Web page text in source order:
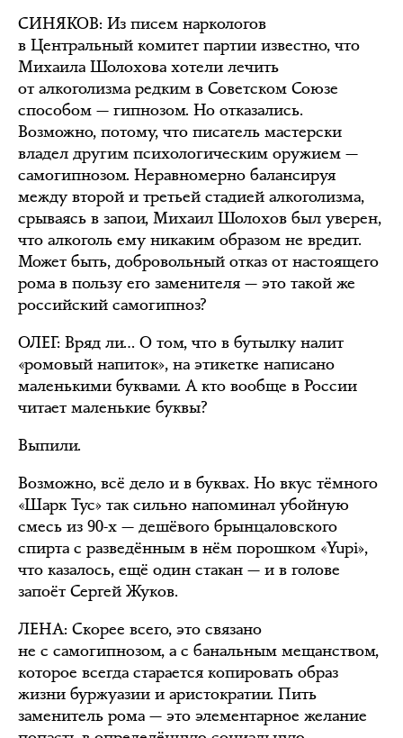
СИНЯКОВ: Из писем наркологов
в Центральный комитет партии известно, что
Михаила Шолохова хотели лечить
от алкоголизма редким в Советском Союзе
способом — гипнозом. Но отказались.
Возможно, потому, что писатель мастерски
владел другим психологическим оружием —
самогипнозом. Неравномерно балансируя
между второй и третьей стадией алкоголизма,
срываясь в запои, Михаил Шолохов был уверен,
что алкоголь ему никаким образом не вредит.
Может быть, добровольный отказ от настоящего
рома в пользу его заменителя — это такой же
российский самогипноз?
ОЛЕГ: Вряд ли… О том, что в бутылку налит
«ромовый напиток», на этикетке написано
маленькими буквами. А кто вообще в России
читает маленькие буквы?
Выпили.
Возможно, всё дело и в буквах. Но вкус тёмного
«Шарк Тус» так сильно напоминал убойную
смесь из 90-х — дешёвого брынцаловского
спирта с разведённым в нём порошком «Yupi»,
что казалось, ещё один стакан — и в голове
запоёт Сергей Жуков.
ЛЕНА: Скорее всего, это связано
не с самогипнозом, а с банальным мещанством,
которое всегда старается копировать образ
жизни буржуазии и аристократии. Пить
заменитель рома — это элементарное желание